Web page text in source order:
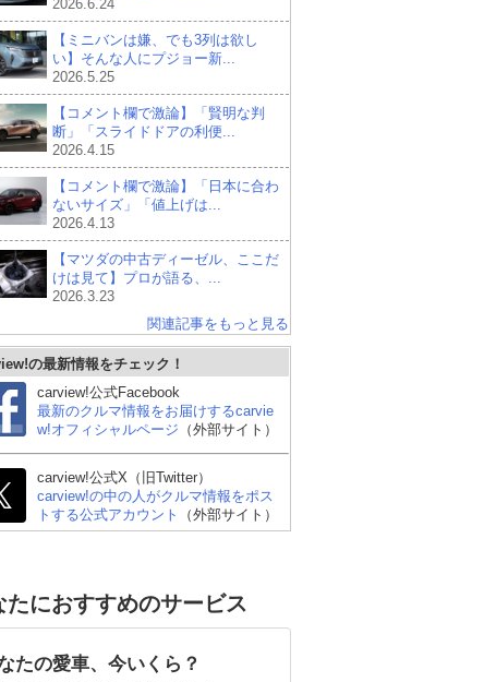
2026.6.24
【ミニバンは嫌、でも3列は欲し
い】そんな人にプジョー新...
2026.5.25
【コメント欄で激論】「賢明な判
断」「スライドドアの利便...
2026.4.15
【コメント欄で激論】「日本に合わ
ないサイズ」「値上げは...
2026.4.13
【マツダの中古ディーゼル、ここだ
けは見て】プロが語る、...
2026.3.23
関連記事をもっと見る
の最新情報をチェック！
carview!公式Facebook
最新のクルマ情報をお届けするcarvie
w!オフィシャルページ （外部サイト）
carview!公式X（旧Twitter）
carview!の中の人がクルマ情報をポス
トする公式アカウント
（外部サイト）
たにおすすめのサービス
たの愛車、今いくら？